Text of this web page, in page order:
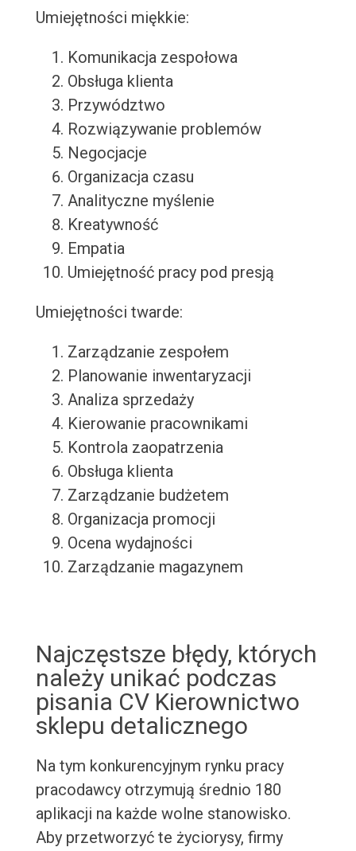
Umiejętności miękkie:
Komunikacja zespołowa
Obsługa klienta
Przywództwo
Rozwiązywanie problemów
Negocjacje
Organizacja czasu
Analityczne myślenie
Kreatywność
Empatia
Umiejętność pracy pod presją
Umiejętności twarde:
Zarządzanie zespołem
Planowanie inwentaryzacji
Analiza sprzedaży
Kierowanie pracownikami
Kontrola zaopatrzenia
Obsługa klienta
Zarządzanie budżetem
Organizacja promocji
Ocena wydajności
Zarządzanie magazynem
Najczęstsze błędy, których
należy unikać podczas
pisania CV Kierownictwo
sklepu detalicznego
Na tym konkurencyjnym rynku pracy
pracodawcy otrzymują średnio 180
aplikacji na każde wolne stanowisko.
Aby przetworzyć te życiorysy, firmy